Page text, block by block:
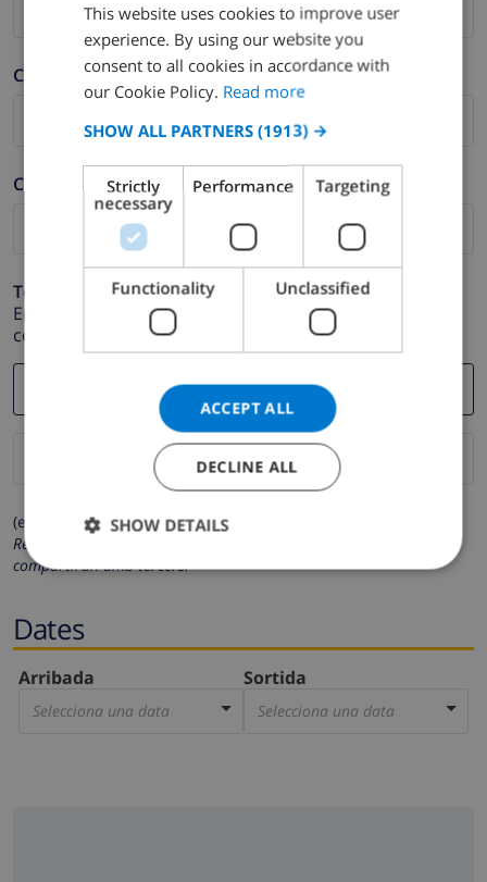
Cognom *
Correu electrònic *
Telèfon *
En cas que la direcció de correu electrònic no funcioni
correctament.
(els camps marcats amb * són obligatoris)
Respectem la teva privacitat. Les teves dades personals no es
compartiran amb tercers.
Dates
Arribada
Selecciona una data
Sortida
Selecciona una data
ENGLISH
DUTCH
CATALAN
ITALIAN
DANISH
NORWEGIAN
This website uses cookies to improve user
experience. By using our website you
consent to all cookies in accordance with
our Cookie Policy. Read more
SHOW ALL PARTNERS (1913) →
Strictly
necessary
Performance Targeting
Functionality Unclassified
ACCEPT ALL
DECLINE ALL
SHOW DETAILS